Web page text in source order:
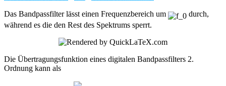
Das Bandpassfilter lässt einen Frequenzbereich um
durch,
während es die den Rest des Spektrums sperrt.
Die Übertragungsfunktion eines digitalen Bandpassfilters 2.
Ordnung kann als